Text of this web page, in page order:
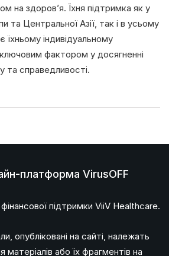
на здоров’я. Їхня підтримка як у
та Центральної Азії, так і в усьому
їхньому індивідуальному
фактором у досягненні
та справедливості.
платформа VirusOFF
підтримки ViiV Healthcare.
опубліковані на сайті, належать
або їх фрагментів на